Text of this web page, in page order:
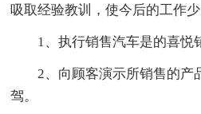
吸取经验教训，使今后的工作
1、执行销售汽车是的喜悦
2、向顾客演示所销售的产
驾。